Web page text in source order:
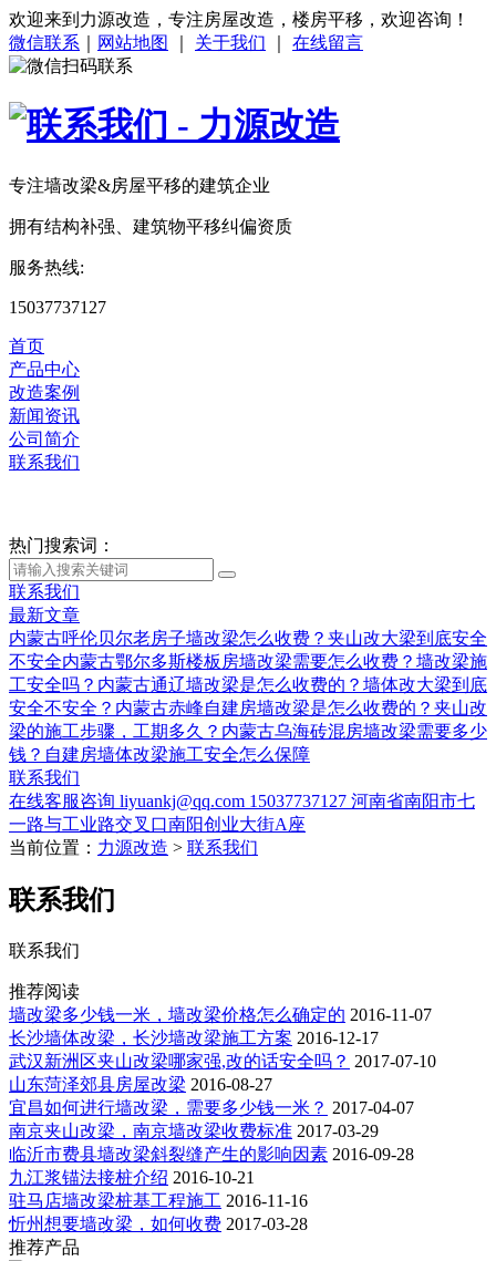
欢迎来到力源改造，专注房屋改造，楼房平移，欢迎咨询！
微信联系
网站地图 关于我们 在线留言
专注墙改梁&房屋平移的建筑企业
拥有结构补强、建筑物平移纠偏资质
服务热线:
15037737127
首页
产品中心
改造案例
新闻资讯
公司简介
联系我们
热门搜索词：
联系我们
最新文章
内蒙古呼伦贝尔老房子墙改梁怎么收费？夹山改大梁到底安全
不安全内蒙古鄂尔多斯楼板房墙改梁需要怎么收费？墙改梁施
工安全吗？ 内蒙古通辽墙改梁是怎么收费的？墙体改大梁到底
安全不安全？ 内蒙古赤峰自建房墙改梁是怎么收费的？夹山改
梁的施工步骤，工期多久？ 内蒙古乌海砖混房墙改梁需要多少
钱？自建房墙体改梁施工安全怎么保障
联系我们
在线客服咨询 liyuankj@qq.com 15037737127 河南省南阳市七
一路与工业路交叉口南阳创业大街A座
当前位置： 力源改造 > 联系我们
联系我们
联系我们
推荐阅读
墙改梁多少钱一米，墙改梁价格怎么确定的 2016-11-07
长沙墙体改梁，长沙墙改梁施工方案 2016-12-17
武汉新洲区夹山改梁哪家强,改的话安全吗？ 2017-07-10
山东菏泽郊县房屋改梁 2016-08-27
宜昌如何进行墙改梁，需要多少钱一米？ 2017-04-07
南京夹山改梁，南京墙改梁收费标准 2017-03-29
临沂市费县墙改梁斜裂缝产生的影响因素 2016-09-28
九江浆锚法接桩介绍 2016-10-21
驻马店墙改梁桩基工程施工 2016-11-16
忻州想要墙改梁，如何收费 2017-03-28
推荐产品